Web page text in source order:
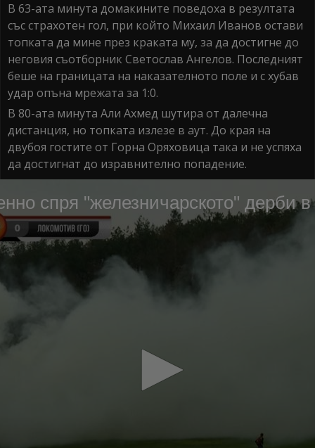
В 63-ата минута домакините поведоха в резултата
със страхотен гол, при който Михаил Иванов остави
топката да мине през краката му, за да достигне до
неговия съотборник Светослав Ангелов. Последният
беше на границата на наказателното поле и с хубав
удар опъна мрежата за 1:0.
В 80-ата минута Али Ахмед шутира от далечна
дистанция, но топката излезе в аут. До края на
двубоя гостите от Горна Оряховица така и не успяха
да достигнат до изравнително попадение.